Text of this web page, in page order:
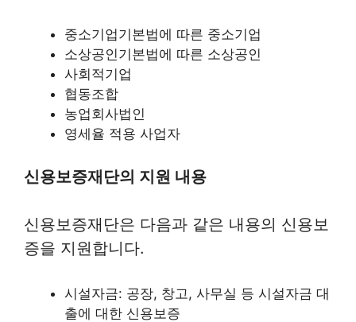
중소기업기본법에 따른 중소기업
소상공인기본법에 따른 소상공인
사회적기업
협동조합
농업회사법인
영세율 적용 사업자
신용보증재단의 지원 내용
신용보증재단은 다음과 같은 내용의 신용보
증을 지원합니다.
시설자금: 공장, 창고, 사무실 등 시설자금 대
출에 대한 신용보증